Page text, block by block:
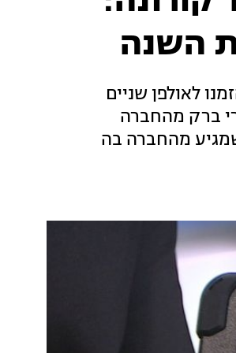
השנה
לאולפן שניים
ברק מהחברה
מהחברה בה